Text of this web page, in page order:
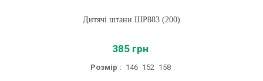
Дитячі штани ШР883 (200)
385 грн
Розмір : 146 152 158